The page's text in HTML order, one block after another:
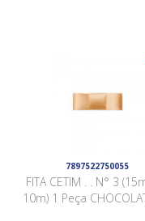
7897522750055
FITA CETIM . . N° 3
10m) 1 Peça